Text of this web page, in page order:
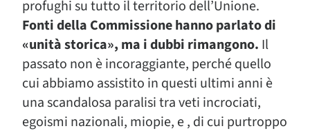
profughi su tutto il territorio dell’Unione.
Fonti della Commissione hanno parlato di
«unità storica», ma i dubbi rimangono. Il
passato non è incoraggiante, perché quello
cui abbiamo assistito in questi ultimi anni è
una scandalosa paralisi tra veti incrociati,
egoismi nazionali, miopie, e , di cui purtroppo